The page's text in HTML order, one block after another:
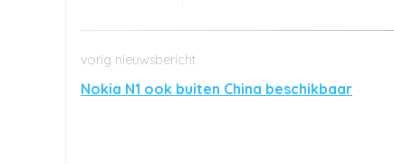
Nokia N1 ook buiten China beschikbaar